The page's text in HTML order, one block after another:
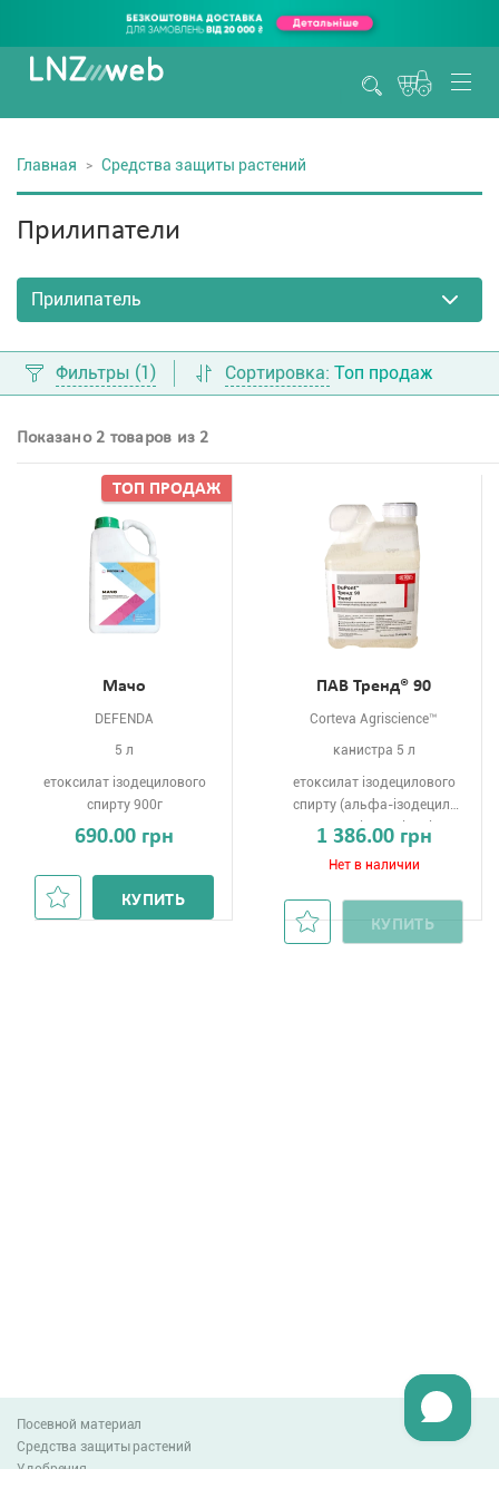
Главная Средства защиты растений
Прилипатели
Фильтры (1) Сортировка: Топ продаж
Показано 2 товаров из 2
Мачо
ТОП ПРОДАЖ
DEFENDA
5 л
етоксилат ізодецилового
спирту 900г
690.00 грн
КУПИТЬ
ПАВ Тренд® 90
Corteva Agriscience™
канистра 5 л
етоксилат ізодецилового
спирту (альфа-ізодецил-
омегагідроксіполі
(оксіетилен) 90г
1 386.00 грн
Нет в наличии
КУПИТЬ
Посевной материал
Средства защиты растений
Удобрения